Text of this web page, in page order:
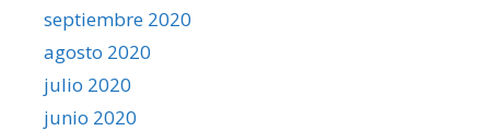
septiembre 2020
agosto 2020
julio 2020
junio 2020